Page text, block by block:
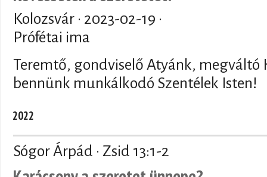
Kolozsvár · 2023-02-19 ·
Prófétai ima
Teremtő, gondviselő Atyánk, megváltó
bennünk munkálkodó Szentélek Isten!
2022
Sógor Árpád · Zsid 13:1-2